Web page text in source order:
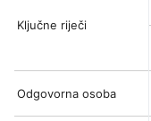
Ključne riječi
Odgovorna osoba